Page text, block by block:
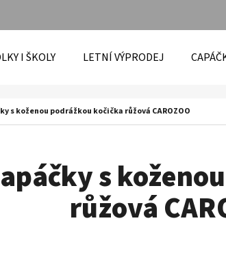
I ŠKOLY LETNÍ VÝPRODEJ
s koženou podrážkou kočička růžová CAROZOO
s
růžová
DOPORUČUJEME